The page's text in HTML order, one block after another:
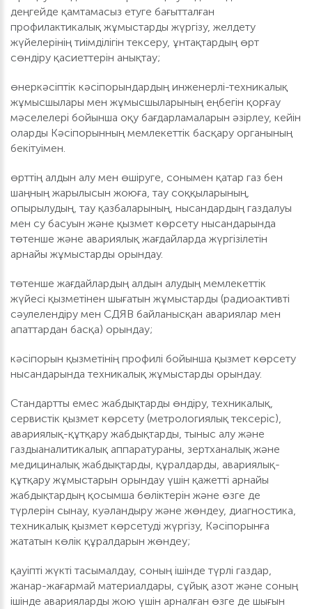
деңгейде қамтамасыз етуге бағытталған
профилактикалық жұмыстарды жүргізу, желдету
жүйелерінің тиімділігін тексеру, ұнтақтардың өрт
сөндіру қасиеттерін анықтау;
өнеркәсіптік кәсіпорындардың инженерлі-техникалық
жұмысшылары мен жұмысшыларының еңбегін қорғау
мәселелері бойынша оқу бағдарламаларын әзірлеу, кейін
оларды Кәсіпорынның мемлекеттік басқару органының
бекітуімен.
өрттің алдын алу мен өшіруге, сонымен қатар газ бен
шаңның жарылысын жоюға, тау соққыларының,
опырылудың, тау қазбаларының, нысандардың газдалуы
мен су басуын және қызмет көрсету нысандарында
төтенше және авариялық жағдайларда жүргізілетін
арнайы жұмыстарды орындау.
төтенше жағдайлардың алдын алудың мемлекеттік
жүйесі қызметінен шығатын жұмыстарды (радиоактивті
сәулелендіру мен СДЯВ байланысқан авариялар мен
апаттардан басқа) орындау;
кәсіпорын қызметінің профилі бойынша қызмет көрсету
нысандарында техникалық жұмыстарды орындау.
Стандартты емес жабдықтарды өндіру, техникалық,
сервистік қызмет көрсету (метрологиялық тексеріс),
авариялық-құтқару жабдықтарды, тыныс алу және
газдыаналитикалық аппаратураны, зертханалық және
медициналық жабдықтарды, құралдарды, авариялық-
құтқару жұмыстарын орындау үшін қажетті арнайы
жабдықтардың қосымша бөліктерін және өзге де
түрлерін сынау, куәландыру және жөндеу, диагностика,
техникалық қызмет көрсетуді жүргізу, Кәсіпорынға
жататын көлік құралдарын жөндеу;
қауіпті жүкті тасымалдау, соның ішінде түрлі газдар,
жанар-жағармай материалдары, сұйық азот және соның
ішінде аварияларды жою үшін арналған өзге де шығын